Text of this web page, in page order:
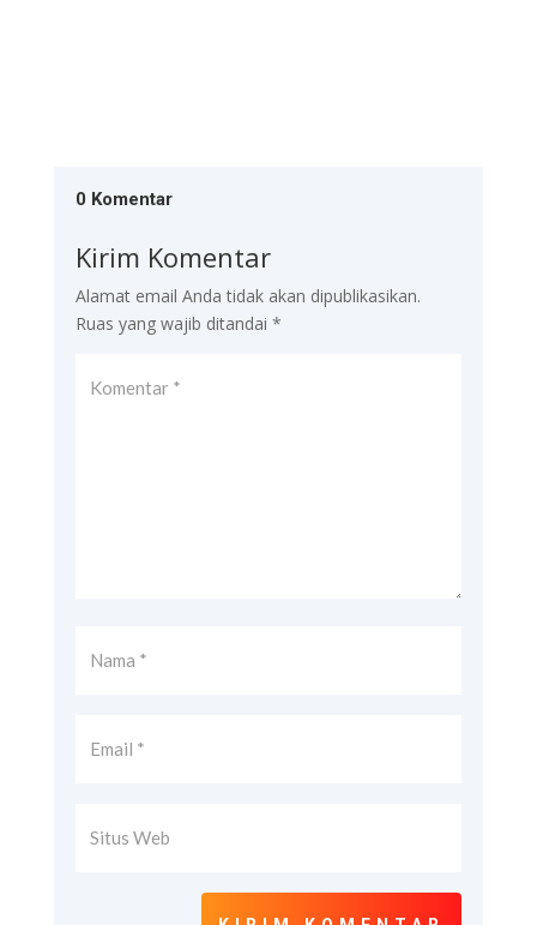
0 Komentar
Kirim Komentar
Alamat email Anda tidak akan dipublikasikan.
Ruas yang wajib ditandai *